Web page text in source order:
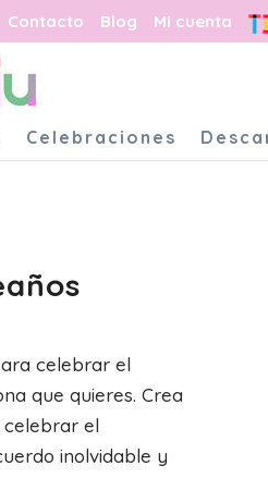
Contacto Blog Mi cuenta
Celebraciones
celebrar el
que quieres. Crea
el
inolvidable y